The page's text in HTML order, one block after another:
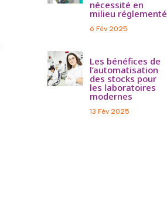
nécessité en
milieu réglementé
6 Fév 2025
Les bénéfices de
l’automatisation
des stocks pour
les laboratoires
modernes
13 Fév 2025